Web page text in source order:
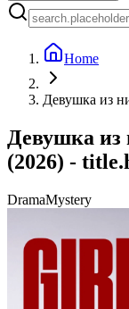
Home
Девушка из
Девушка из
(2026) -
DramaMystery